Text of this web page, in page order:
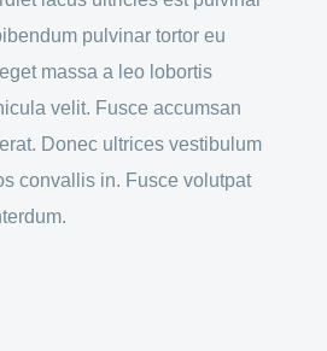
pulvinar tortor eu
massa a leo lobortis
velit. Fusce accumsan
Donec ultrices vestibulum
convallis in. Fusce volutpat